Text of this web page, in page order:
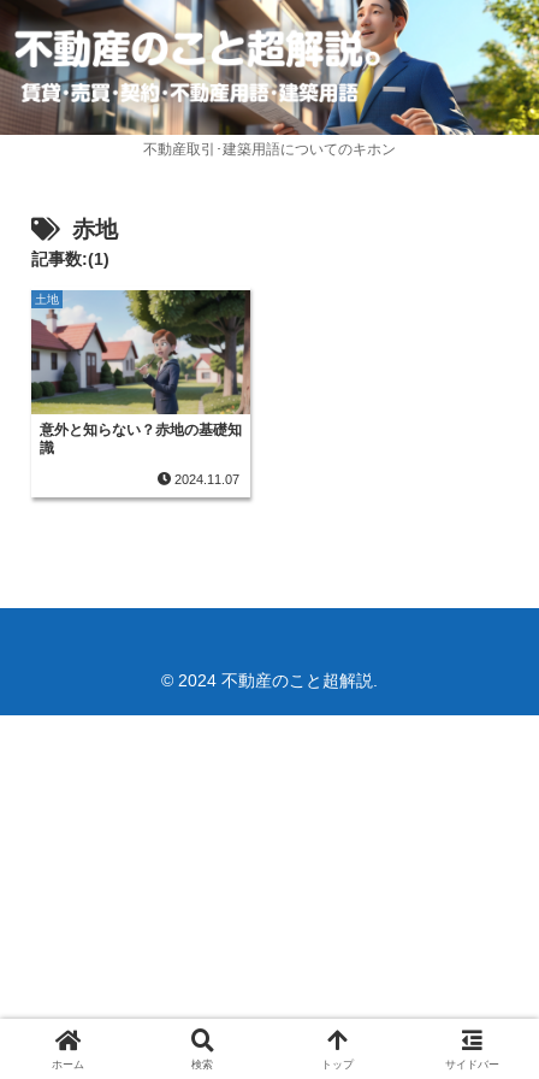
不動産取引･建築用語についてのキホン
赤地
記事数:(1)
土地
意外と知らない？赤地の基礎知
識
2024.11.07
© 2024 不動産のこと超解説.
ホーム 検索 トップ サイドバー